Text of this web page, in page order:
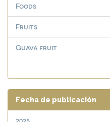
Foods
Fruits
Guava fruit
Fecha de publicación
2025